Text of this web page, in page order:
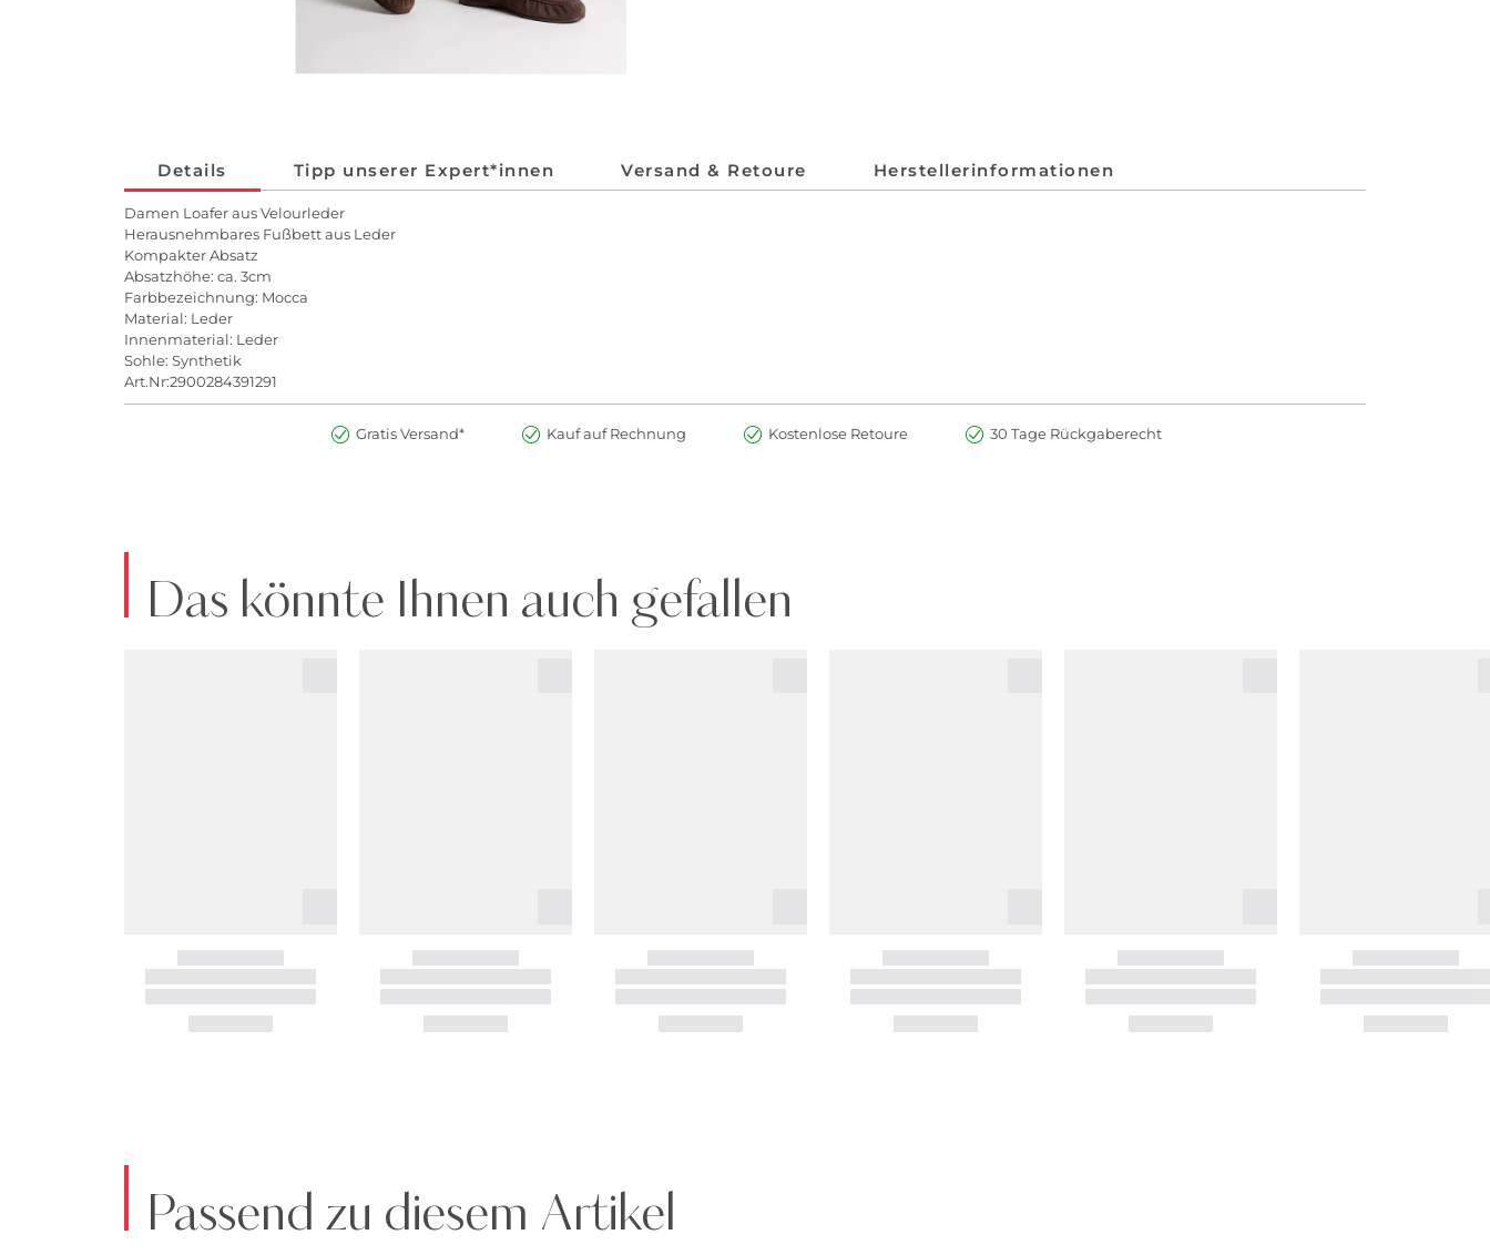
Details Tipp unserer Expert*innen Versand & Retoure Herstellerinformationen
Damen Loafer aus Velourleder
Herausnehmbares Fußbett aus Leder
Kompakter Absatz
Absatzhöhe: ca. 3cm
Farbbezeichnung: Mocca
Material: Leder
Innenmaterial: Leder
Sohle: Synthetik
Art.Nr:2900284391291
Gratis Versand* Kauf auf Rechnung Kostenlose Retoure 30 Tage Rückgaberecht
Das könnte Ihnen auch gefallen
Passend zu diesem Artikel